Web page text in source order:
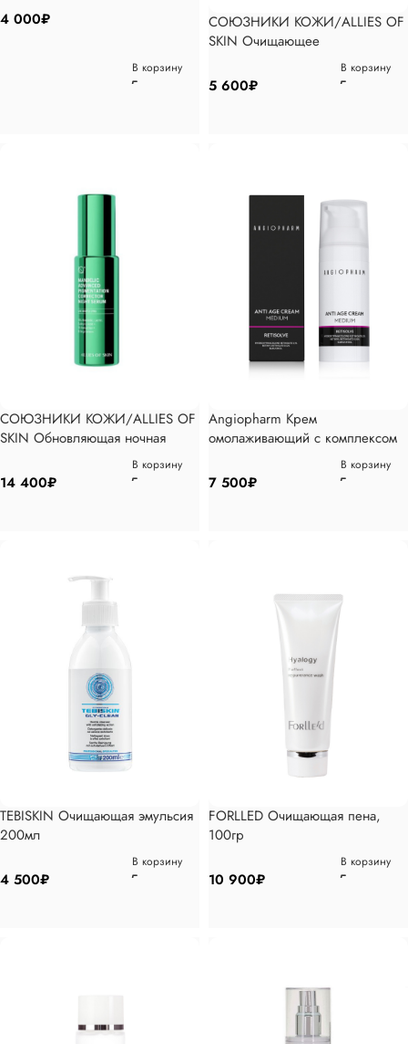
4 000₽
В корзину
СОЮЗНИКИ КОЖИ/ALLIES OF
SKIN Очищающее
увлажняющее средство с
аминокислотами шелка, 100мл
5 600₽
В корзину
СОЮЗНИКИ КОЖИ/ALLIES OF
SKIN Обновляющая ночная
сыворотка с миндальной
кислотой против пигментации,
14 400₽
В корзину
Angiopharm Крем
омолаживающий с комплексом
ретиноидов MEDIUM, 50мл
7 500₽
В корзину
TEBISKIN Очищающая эмульсия
200мл
4 500₽
В корзину
FORLLED Очищающая пена,
100гр
10 900₽
В корзину